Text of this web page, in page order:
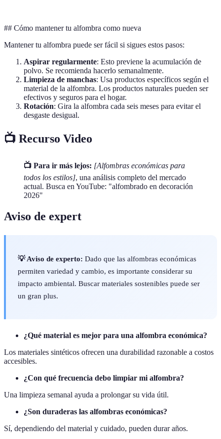
## Cómo mantener tu alfombra como nueva
Mantener tu alfombra puede ser fácil si sigues estos pasos:
Aspirar regularmente: Esto previene la acumulación de
polvo. Se recomienda hacerlo semanalmente.
Limpieza de manchas: Usa productos específicos según el
material de la alfombra. Los productos naturales pueden ser
efectivos y seguros para el hogar.
Rotación: Gira la alfombra cada seis meses para evitar el
desgaste desigual.
📺 Recurso Video
📺 Para ir más lejos: [Alfombras económicas para
todos los estilos], una análisis completo del mercado
actual. Busca en YouTube: "alfombrado en decoración
2026"
Aviso de expert
💡 Aviso de experto: Dado que las alfombras económicas
permiten variedad y cambio, es importante considerar su
impacto ambiental. Buscar materiales sostenibles puede ser
un gran plus.
¿Qué material es mejor para una alfombra económica?
Los materiales sintéticos ofrecen una durabilidad razonable a costos
accesibles.
¿Con qué frecuencia debo limpiar mi alfombra?
Una limpieza semanal ayuda a prolongar su vida útil.
¿Son duraderas las alfombras económicas?
Sí, dependiendo del material y cuidado, pueden durar años.